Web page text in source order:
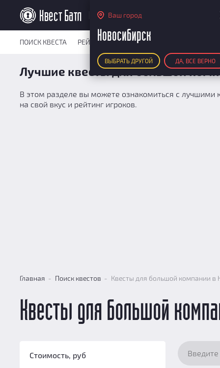
Новосибирск
Ваш город
Новосибирск
ВЫБРАТЬ ДРУГОЙ ДА, ВСЕ ВЕРНО
ПОИСК КВЕСТА РЕЙТИНГ КВЕСТОВ КАРТА КВЕСТОВ
Лучшие квесты для большой
В этом разделе вы можете ознакомиться с лучшими
на свой вкус и рейтинг игроков.
Главная Поиск квестов Квесты для большой компании в
Квесты для большой
Стоимость, руб